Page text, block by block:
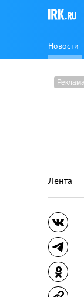
Новости
Лента